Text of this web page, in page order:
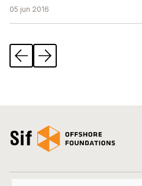
05 jun 2016
VorigeVolgende
open_homepage